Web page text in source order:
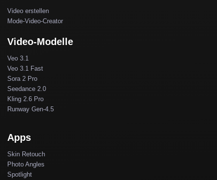
Video erstellen
Mode-Video-Creator
Video-Modelle
Veo 3.1
Veo 3.1 Fast
Sora 2 Pro
Seedance 2.0
Kling 2.6 Pro
Runway Gen-4.5
Apps
Skin Retouch
Photo Angles
Spotlight